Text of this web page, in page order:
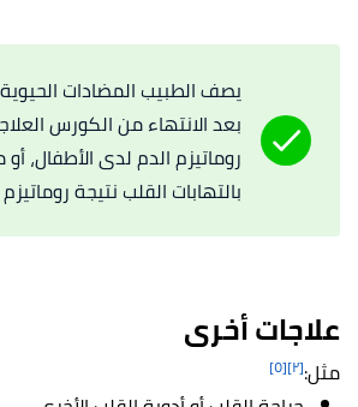
يصف الطبيب المضادات
بعد الانتهاء من الكورس
روماتيزم الدم لدى الأطفال،
بالتهابات القلب نتيجة
علاجات أخرى
مثل:[٢] [٥]